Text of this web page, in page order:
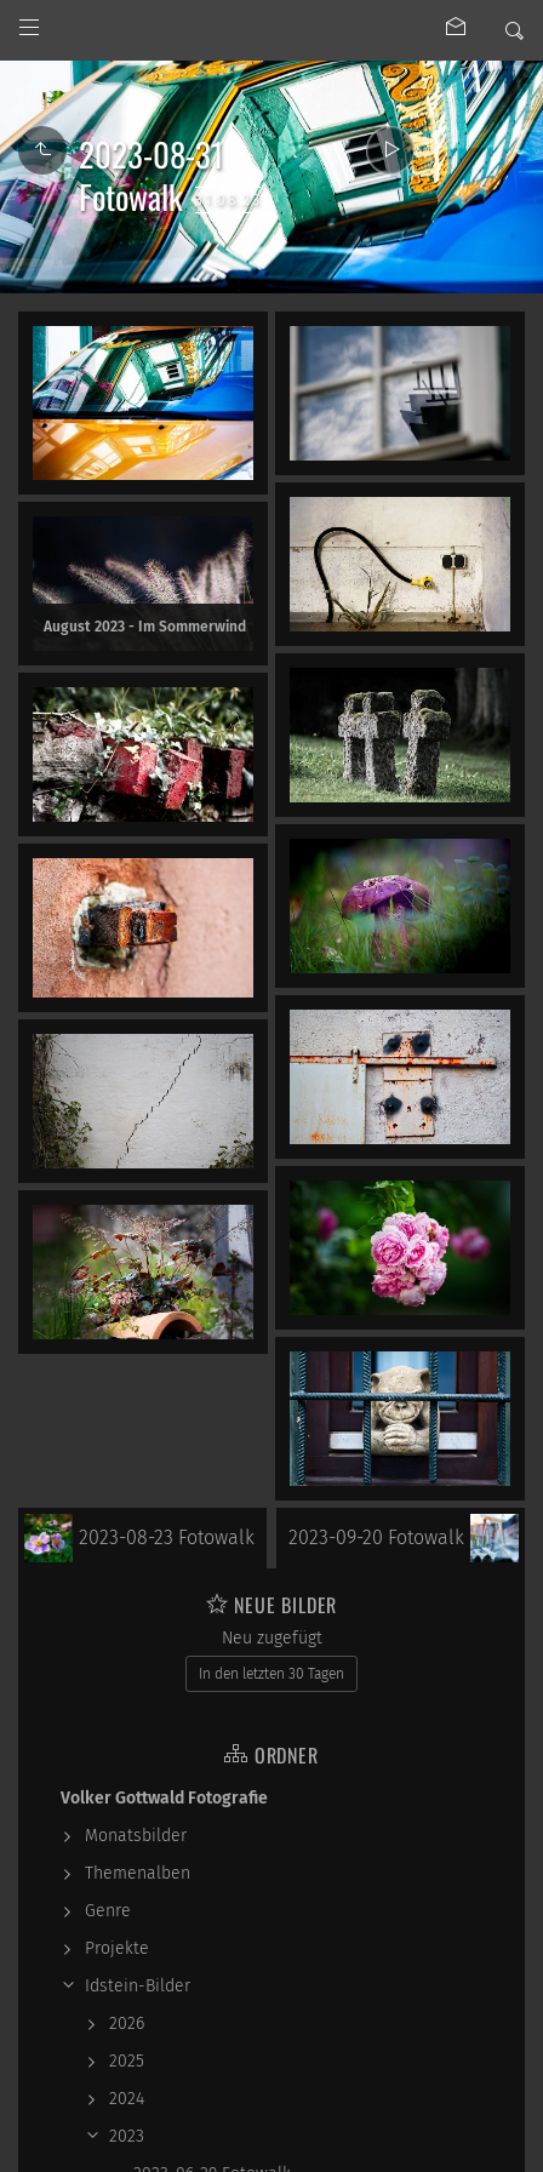
2023-08-31
Fotowalk
31.08.23
August 2023 - Im Sommerwind
2023-08-23 Fotowalk 2023-09-20 Fotowalk
NEUE BILDER
Neu zugefügt
In den letzten 30 Tagen
ORDNER
Volker Gottwald Fotografie
Monatsbilder
Themenalben
Genre
Projekte
Idstein-Bilder
2026
2025
2024
2023